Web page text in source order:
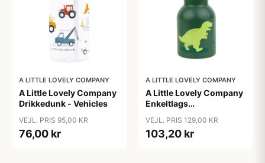
A LITTLE LOVELY COMPANY
A Little Lovely Company
Drikkedunk - Vehicles
VEJL. PRIS 95,00 KR
76,00 kr
A LITTLE LOVELY COMPANY
A Little Lovely Company
Enkeltlags
- Dinosaurs
VEJL. PRIS 129,00 KR
103,20 kr